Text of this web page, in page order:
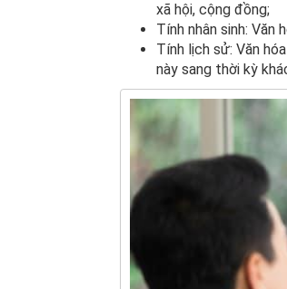
xã hội, cộng đồng;
Tính nhân sinh: Văn
Tính lịch sử: Văn
này sang thời kỳ